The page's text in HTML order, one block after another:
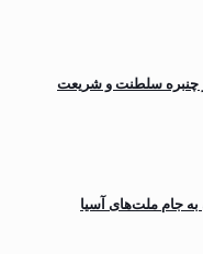
چنبره سلطنت و شریعت
جام ملت‌های آسیا